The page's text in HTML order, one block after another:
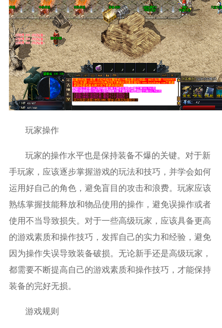
玩家操作
玩家的操作水平也是保持装备不爆的关键。对于新
手玩家，应该逐步掌握游戏的玩法和技巧，并学会如何
运用好自己的角色，避免盲目的攻击和浪费。玩家应该
熟练掌握技能释放和物品使用的操作，避免误操作或者
使用不当导致损失。对于一些高级玩家，应该具备更高
的游戏素质和操作技巧，发挥自己的实力和经验，避免
因为操作失误导致装备破损。无论新手还是高级玩家，
都需要不断提高自己的游戏素质和操作技巧，才能保持
装备的完好无损。
游戏规则